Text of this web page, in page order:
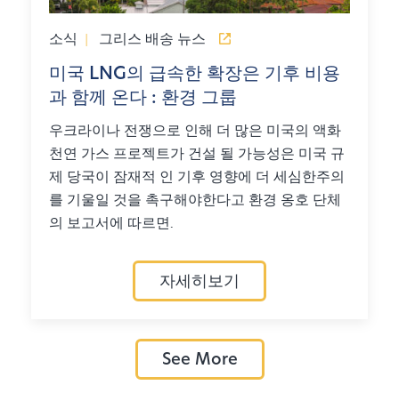
소식 | 그리스 배송 뉴스
미국 LNG의 급속한 확장은 기후 비용
과 함께 온다 : 환경 그룹
우크라이나 전쟁으로 인해 더 많은 미국의 액화
천연 가스 프로젝트가 건설 될 가능성은 미국 규
제 당국이 잠재적 인 기후 영향에 더 세심한주의
를 기울일 것을 촉구해야한다고 환경 옹호 단체
의 보고서에 따르면.
자세히보기
See More